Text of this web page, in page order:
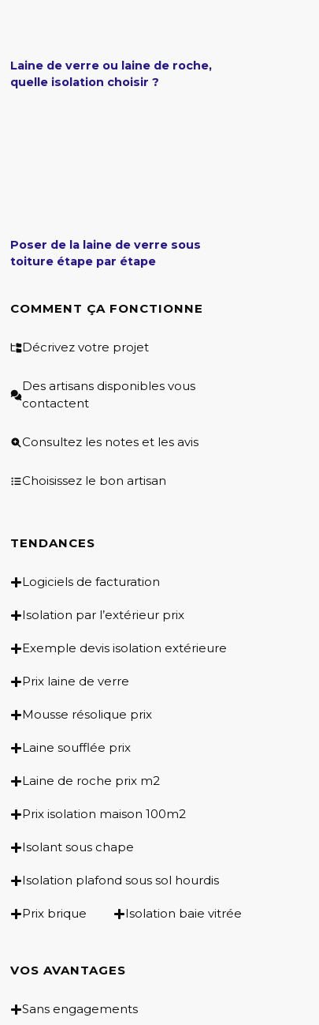
Laine de verre ou laine de roche,
quelle isolation choisir ?
Poser de la laine de verre sous
toiture étape par étape
COMMENT ÇA FONCTIONNE
Décrivez votre projet
Des artisans disponibles vous
contactent
Consultez les notes et les avis
Choisissez le bon artisan
TENDANCES
Logiciels de facturation
Isolation par l’extérieur prix
Exemple devis isolation extérieure
Prix laine de verre
Mousse résolique prix
Laine soufflée prix
Laine de roche prix m2
Prix isolation maison 100m2
Isolant sous chape
Isolation plafond sous sol hourdis
Prix brique Isolation baie vitrée
VOS AVANTAGES
Sans engagements